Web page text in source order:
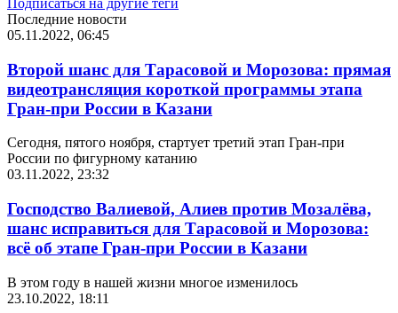
Последние новости
05.11.2022, 06:45
Второй шанс для Тарасовой и Морозова: прямая
видеотрансляция короткой программы этапа
Гран-при России в Казани
Сегодня, пятого ноября, стартует третий этап Гран-при
России по фигурному катанию
03.11.2022, 23:32
Господство Валиевой, Алиев против Мозалёва,
шанс исправиться для Тарасовой и Морозова:
всё об этапе Гран-при России в Казани
В этом году в нашей жизни многое изменилось
23.10.2022, 18:11